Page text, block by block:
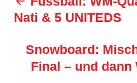
Nati & 5 UNITEDS
Snowboard:
Final – und dann